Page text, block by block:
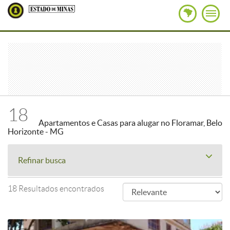
18
Apartamentos e Casas para alugar no Floramar, Belo
Horizonte - MG
Refinar busca
18 Resultados encontrados